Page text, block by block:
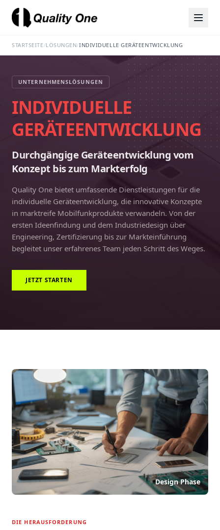
STARTSEITE/LÖSUNGEN/INDIVIDUELLE GERÄTEENTWICKLUNG
UNTERNEHMENSLÖSUNGEN
INDIVIDUELLE
GERÄTEENTWICKLUNG
Durchgängige Geräteentwicklung vom
Konzept bis zum Markterfolg
Quality One bietet umfassende Dienstleistungen für die
individuelle Geräteentwicklung, die innovative Konzepte
in marktreife Mobilfunkprodukte verwandeln. Von der
ersten Ideenfindung und dem Industriedesign über
Engineering, Zertifizierung bis zur Markteinführung
begleitet unser erfahrenes Team jeden Schritt des Weges.
JETZT STARTEN
Design Phase
DIE HERAUSFORDERUNG